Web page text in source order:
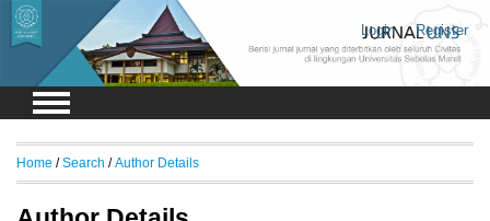
Login Register
Home /Search /Author Details